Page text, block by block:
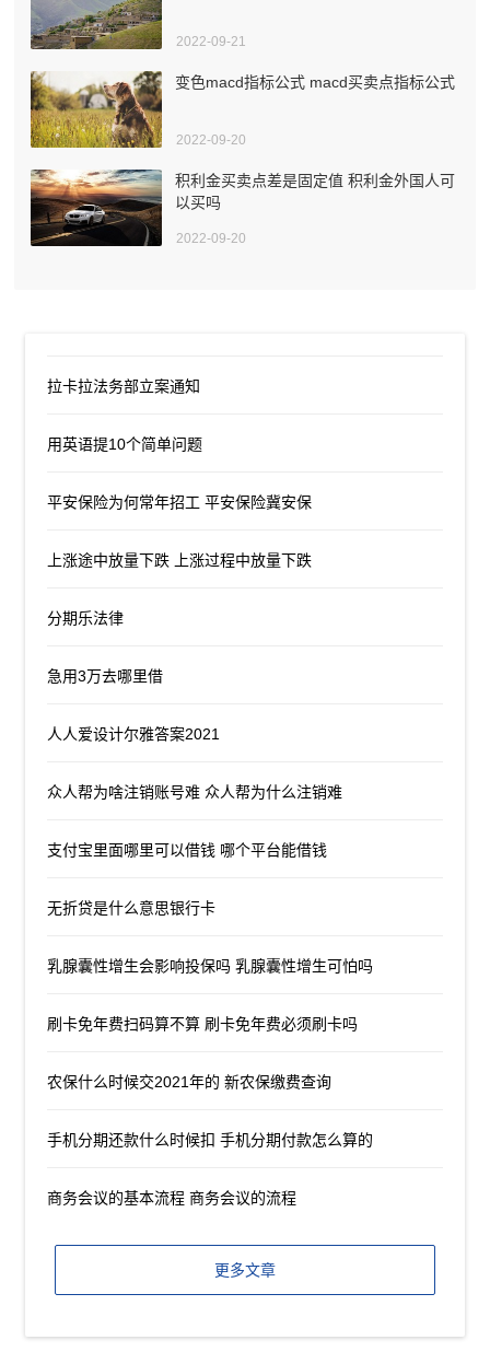
2022-09-21
变色macd指标公式 macd买卖点指标公式
2022-09-20
积利金买卖点差是固定值 积利金外国人可
以买吗
2022-09-20
拉卡拉法务部立案通知
用英语提10个简单问题
平安保险为何常年招工 平安保险冀安保
上涨途中放量下跌 上涨过程中放量下跌
分期乐法律
急用3万去哪里借
人人爱设计尔雅答案2021
众人帮为啥注销账号难 众人帮为什么注销难
支付宝里面哪里可以借钱 哪个平台能借钱
无折贷是什么意思银行卡
乳腺囊性增生会影响投保吗 乳腺囊性增生可怕吗
刷卡免年费扫码算不算 刷卡免年费必须刷卡吗
农保什么时候交2021年的 新农保缴费查询
手机分期还款什么时候扣 手机分期付款怎么算的
商务会议的基本流程 商务会议的流程
更多文章